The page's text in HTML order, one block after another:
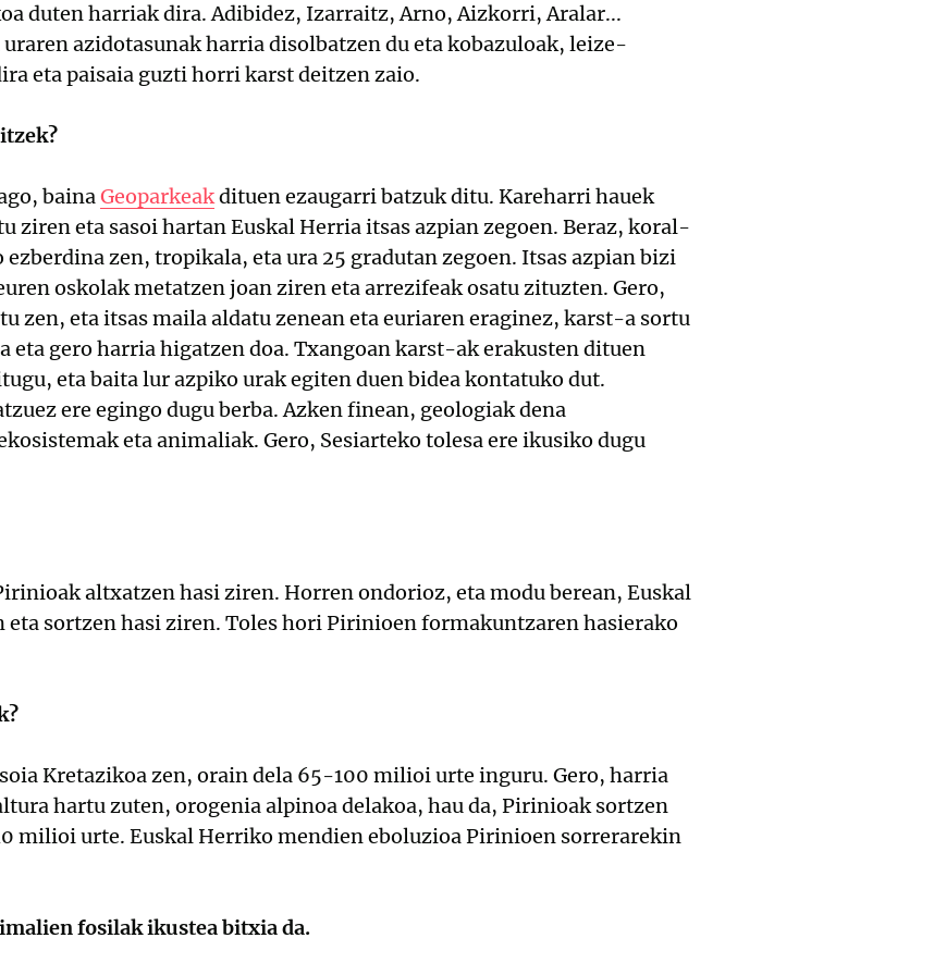
duten harriak dira. Adibidez, Izarraitz, Arno, Aizkorri, Aralar...
azidotasunak harria disolbatzen du eta kobazuloak, leize-
eta paisaia guzti horri karst deitzen zaio.
bainaGeoparkeakdituen ezaugarri batzuk ditu. Kareharri hauek
ziren eta sasoi hartan Euskal Herria itsas azpian zegoen. Beraz, koral-
zen, tropikala, eta ura 25 gradutan zegoen. Itsas azpian bizi
oskolak metatzen joan ziren eta arrezifeak osatu zituzten. Gero,
zen, eta itsas maila aldatu zenean eta euriaren eraginez, karst-a sortu
eta gero harria higatzen doa. Txangoan karst-ak erakusten dituen
eta baita lur azpiko urak egiten duen bidea kontatuko dut.
ere egingo dugu berba. Azken finean, geologiak dena
eta animaliak. Gero, Sesiarteko tolesa ere ikusiko dugu
altxatzen hasi ziren. Horren ondorioz, eta modu berean, Euskal
sortzen hasi ziren. Toles hori Pirinioen formakuntzaren hasierako
Kretazikoa zen, orain dela 65-100 milioi urte inguru. Gero, harria
hartu zuten, orogenia alpinoa delakoa, hau da, Pirinioak sortzen
milioi urte. Euskal Herriko mendien eboluzioa Pirinioen sorrerarekin
fosilak ikustea bitxia da.